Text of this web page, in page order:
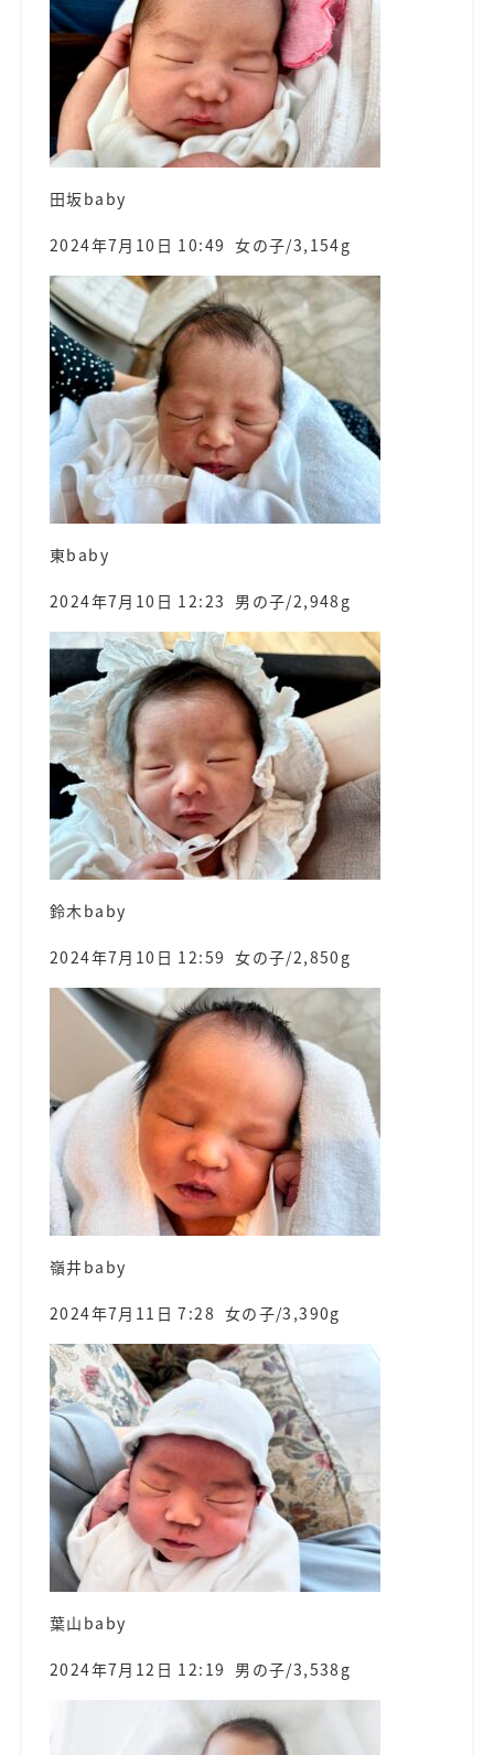
田坂baby
2024年7月10日 10:49 女の子/3,154g
東baby
2024年7月10日 12:23 男の子/2,948g
鈴木baby
2024年7月10日 12:59 女の子/2,850g
嶺井baby
2024年7月11日 7:28 女の子/3,390g
葉山baby
2024年7月12日 12:19 男の子/3,538g